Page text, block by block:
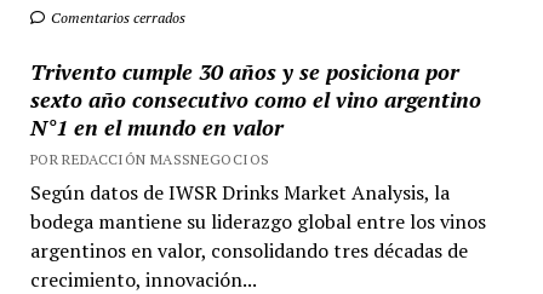
Comentarios cerrados
Trivento cumple 30 años y se posiciona por
sexto año consecutivo como el vino argentino
N°1 en el mundo en valor
POR REDACCIÓN MASSNEGOCIOS
Según datos de IWSR Drinks Market Analysis, la
bodega mantiene su liderazgo global entre los vinos
argentinos en valor, consolidando tres décadas de
crecimiento, innovación...